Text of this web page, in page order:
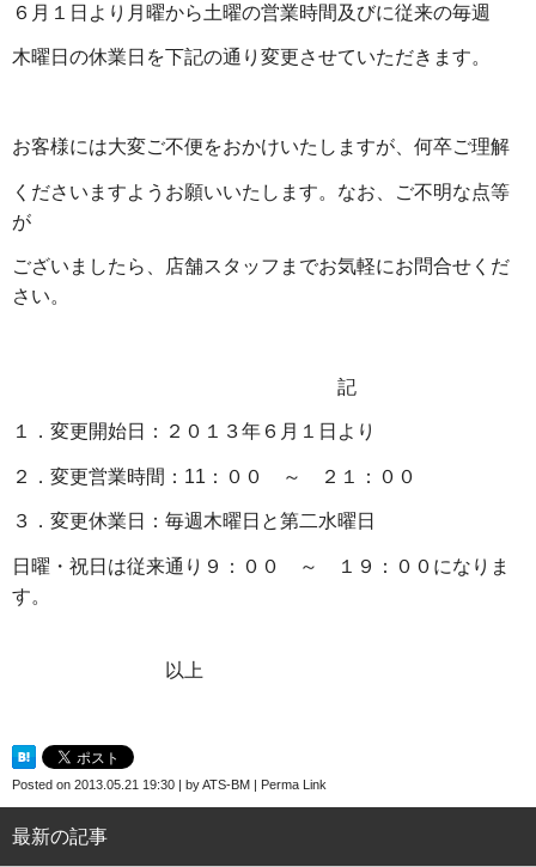
６月１日より月曜から土曜の営業時間及びに従来の毎週
木曜日の休業日を下記の通り変更させていただきます。
お客様には大変ご不便をおかけいたしますが、何卒ご理解
くださいますようお願いいたします。なお、ご不明な点等
が
ございましたら、店舗スタッフまでお気軽にお問合せくだ
さい。
記
１．変更開始日：２０１３年６月１日より
２．変更営業時間：11：００ ～ ２１：００
３．変更休業日：毎週木曜日と第二水曜日
日曜・祝日は従来通り９：００ ～ １９：００になりま
す。
以上
Posted on 2013.05.21 19:30 | byATS-BM | Perma Link
最新の記事